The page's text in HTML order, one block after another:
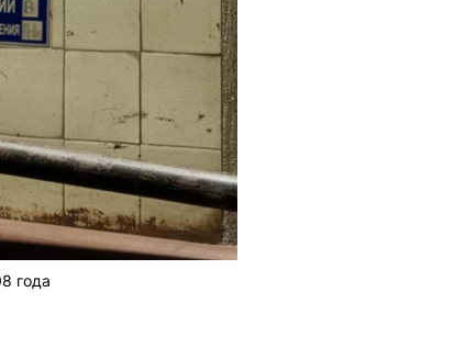
года